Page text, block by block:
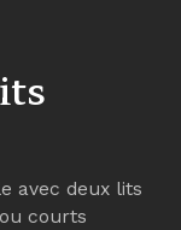
avec deux lits
courts